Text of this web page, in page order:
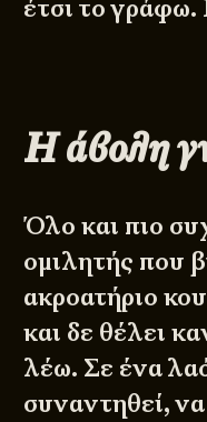
έτσι το
Η άβολη
Όλο και πιο
ομιλητής που
ακροατήριο
και δε θέλει
λέω. Σε ένα
συναντηθεί,